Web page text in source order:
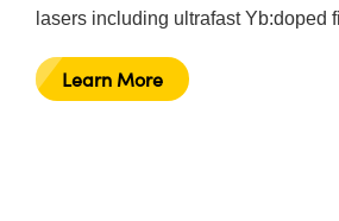
lasers including ultrafast Yb:doped
Learn More